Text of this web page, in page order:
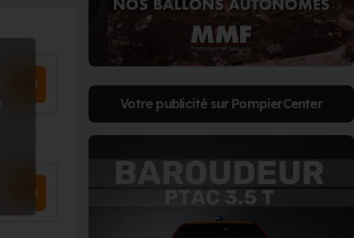
Votre publicité sur PompierCenter